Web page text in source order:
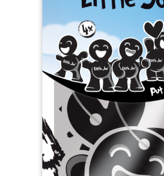
PF0404 Cherry